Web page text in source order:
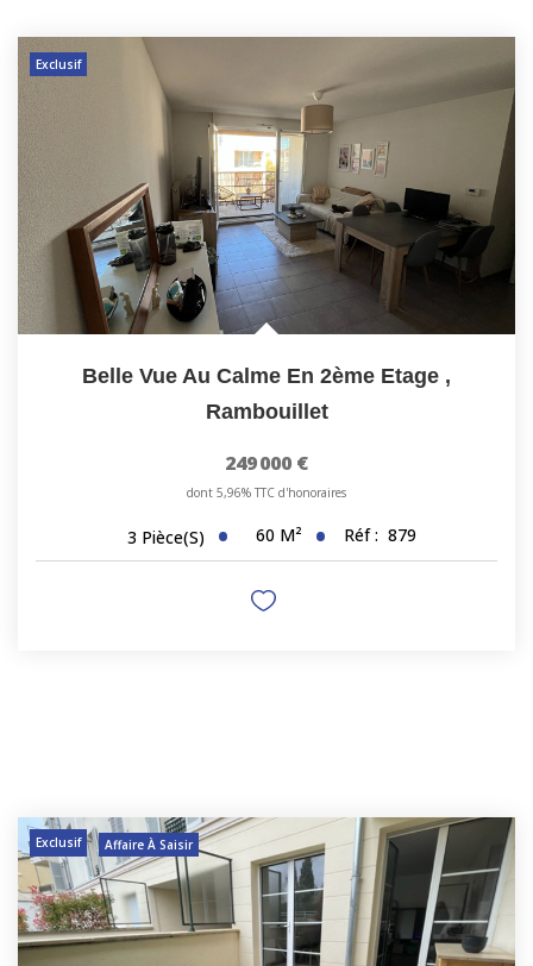
Exclusif
Belle Vue Au Calme En 2ème Etage ,
Rambouillet
249 000 €
dont 5,96% TTC d'honoraires
3 Pièce(s) 60 M² Réf : 879
Exclusif Affaire À Saisir